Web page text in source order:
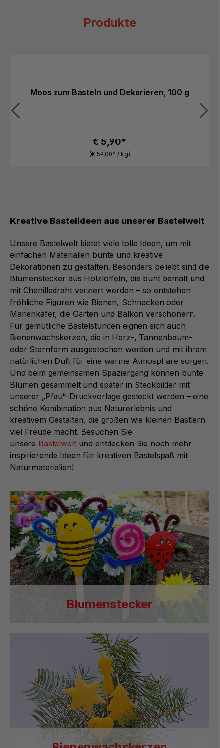
Produkte
Moos zum Basteln und Dekorieren, 100 g
€ 5,90*
(€ 59,00* / kg)
Kreative Bastelideen aus unserer Bastelwelt
Unsere Bastelwelt bietet viele tolle Ideen, um mit
einfachen Materialien bunte und kreative
Dekorationen zu gestalten. Besonders beliebt sind die
Blumenstecker aus Holzlöffeln, die bunt bemalt und
mit Chenilledraht verziert werden – so entstehen
fröhliche Figuren wie Bienen, Schnecken oder
Marienkäfer, die Garten und Balkon verschönern.
Für gemütliche Bastelstunden eignen sich auch
Bienenwachskerzen, die in Herz-, Tannenbaum-
oder Sternform ausgestochen werden und mit ihrem
natürlichen Duft für eine warme Atmosphäre sorgen.
Und beim gemeinsamen Spaziergang können bunte
Blumen gesammelt und später in Steckbilder mit
unserer „Pfau“-Druckvorlage gesteckt werden – eine
schöne Kombination aus Naturerlebnis und
kreativem Gestalten, die großen wie kleinen Bastlern
viel Freude macht. Besuchen Sie
unsere Bastelwelt und entdecken Sie noch mehr
inspirierende Ideen für kreativen Bastelspaß mit
Naturmaterialien!
Blumenstecker